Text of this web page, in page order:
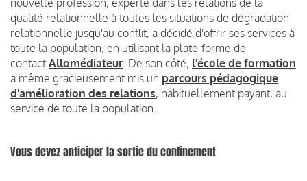
qualité relationnelle à toutes les situations de dégradation
relationnelle jusqu'au conflit, a décidé d'offrir ses services à
toute la population, en utilisant la plate-forme de
contact Allomédiateur . De son côté, l'école de formation
a même gracieusement mis un parcours pédagogique
d'amélioration des relations, habituellement payant, au
service de toute la population.
Vous devez anticiper la sortie du confinement